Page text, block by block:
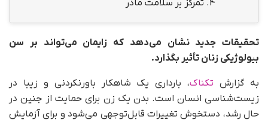
4. تمرکز بر سلامت مادر
تحقیقات جدید نشان می‌دهد که زایمان می‌تواند بر سن
بیولوژیکی زنان تأثیر بگذارد.
به گزارش تکناک، بارداری یک شاهکار باورنکردنی و زیبا در
زیست‌شناسی انسان است. بدن یک زن برای حمایت از جنین در
حال رشد، دستخوش تغییرات قابل‌توجهی می‌شود و برای آزمایش